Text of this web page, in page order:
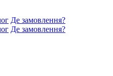
Де замовлення?
Де замовлення?